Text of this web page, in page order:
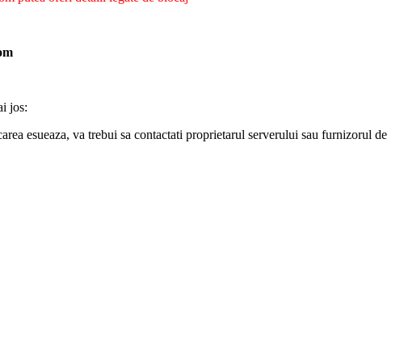
jos:
esueaza, va trebui sa contactati proprietarul serverului sau furnizorul de